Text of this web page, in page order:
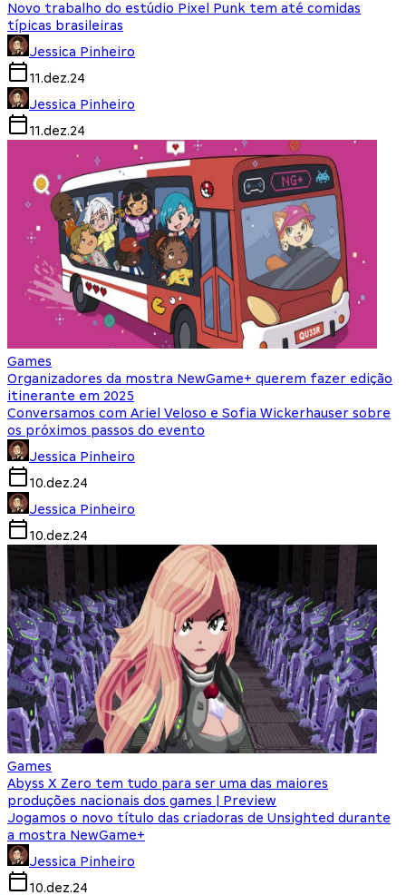
Novo trabalho do estúdio Pixel Punk tem até comidas
típicas brasileiras
Jessica Pinheiro
11.dez.24
Jessica Pinheiro
11.dez.24
Games
Organizadores da mostra NewGame+ querem fazer edição
itinerante em 2025
Conversamos com Ariel Veloso e Sofia Wickerhauser sobre
os próximos passos do evento
Jessica Pinheiro
10.dez.24
Jessica Pinheiro
10.dez.24
Games
Abyss X Zero tem tudo para ser uma das maiores
produções nacionais dos games | Preview
Jogamos o novo título das criadoras de Unsighted durante
a mostra NewGame+
Jessica Pinheiro
10.dez.24